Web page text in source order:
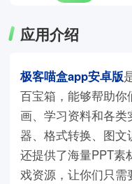
应用介绍
极客喵盒app安卓版
百宝箱，能够帮助
画、学习资料和各
器、格式转换、图
还提供了海量PPT素
戏资源，让你们只